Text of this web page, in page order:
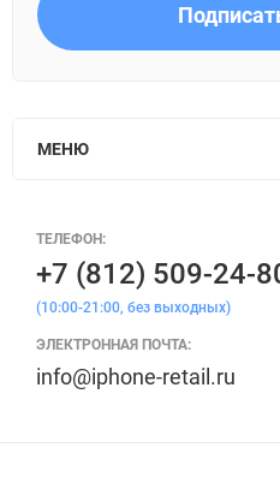
МЕНЮ
ТЕЛЕФОН:
+7 (812) 509-24-
(10:00-21:00, без выходных)
ЭЛЕКТРОННАЯ ПОЧТА:
info@iphone-retail.ru